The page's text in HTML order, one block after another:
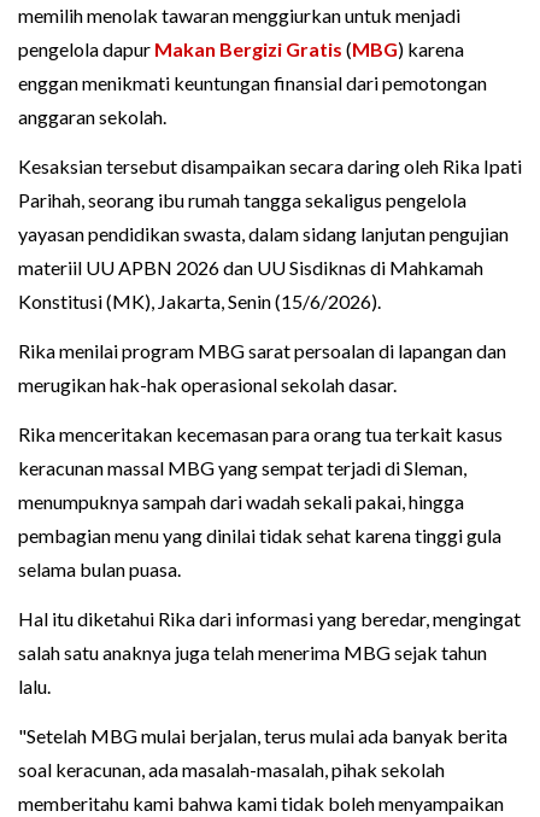
memilih menolak tawaran menggiurkan untuk menjadi
pengelola dapur Makan Bergizi Gratis (MBG) karena
enggan menikmati keuntungan finansial dari pemotongan
anggaran sekolah.
Kesaksian tersebut disampaikan secara daring oleh Rika Ipati
Parihah, seorang ibu rumah tangga sekaligus pengelola
yayasan pendidikan swasta, dalam sidang lanjutan pengujian
materiil UU APBN 2026 dan UU Sisdiknas di Mahkamah
Konstitusi (MK), Jakarta, Senin (15/6/2026).
Rika menilai program MBG sarat persoalan di lapangan dan
merugikan hak-hak operasional sekolah dasar.
Rika menceritakan kecemasan para orang tua terkait kasus
keracunan massal MBG yang sempat terjadi di Sleman,
menumpuknya sampah dari wadah sekali pakai, hingga
pembagian menu yang dinilai tidak sehat karena tinggi gula
selama bulan puasa.
Hal itu diketahui Rika dari informasi yang beredar, mengingat
salah satu anaknya juga telah menerima MBG sejak tahun
lalu.
"Setelah MBG mulai berjalan, terus mulai ada banyak berita
soal keracunan, ada masalah-masalah, pihak sekolah
memberitahu kami bahwa kami tidak boleh menyampaikan